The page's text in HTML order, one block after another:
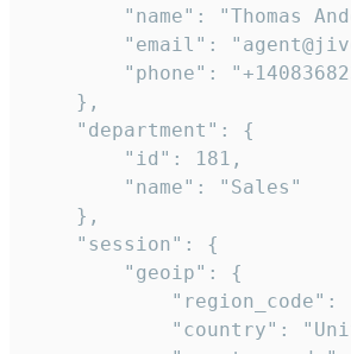
"name": "Thomas
"email":
"phone":
    },
    "department": {
        "id": 181,
        "name": "Sales"
    },
    "session": {
        "geoip": {
"region_code":
"country":